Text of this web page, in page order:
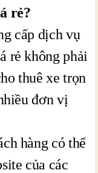
rẻ?
cấp dịch vụ
rẻ không phải
thuê xe trọn
đơn vị
hàng có thể
của các